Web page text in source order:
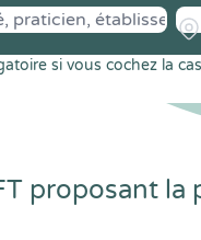
si vous cochez la
proposant